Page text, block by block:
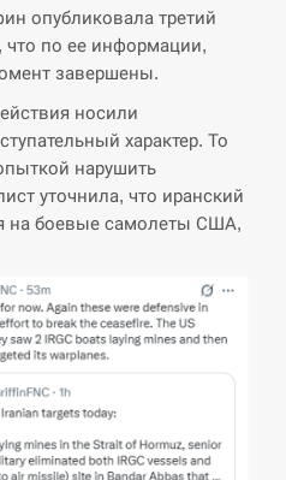
на Patriot для
сомнения…
до 20 військових для
российскую
другие важные объекты…
опубликовала третий
что по ее информации,
завершены.
носили
характер. То
нарушить
уточнила, что иранский
на боевые самолеты США,